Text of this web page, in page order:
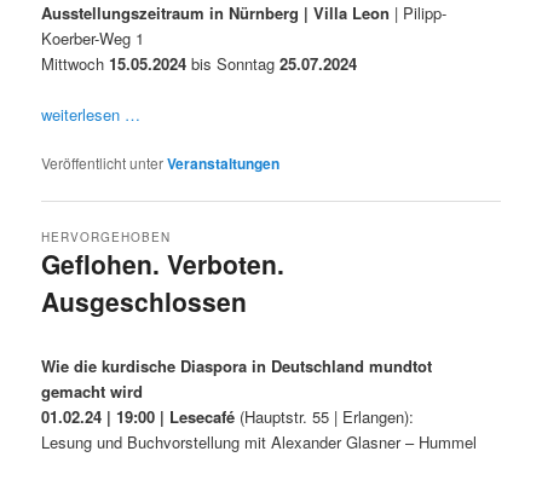
Ausstellungszeitraum in Nürnberg | Villa Leon | Pilipp-
Koerber-Weg 1
Mittwoch15.05.2024 bis Sonntag25.07.2024
weiterlesen …
Veröffentlicht unterVeranstaltungen
Geflohen. Verboten.
Ausgeschlossen
HERVORGEHOBEN
Wie die kurdische Diaspora in Deutschland mundtot
gemacht wird
01.02.24 | 19:00 | Lesecafé (Hauptstr. 55 | Erlangen):
Lesung und Buchvorstellung mit Alexander Glasner – Hummel